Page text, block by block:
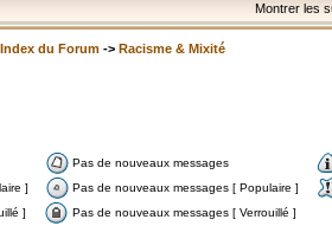
Montrer les
du Forum -> Racisme & Mixité
Pas de nouveaux messages
]
Pas de nouveaux messages [ Populaire ]
]
Pas de nouveaux messages [ Verrouillé ]